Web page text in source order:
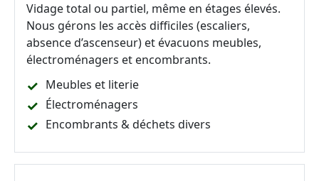
Vidage total ou partiel, même en étages élevés.
Nous gérons les accès difficiles (escaliers,
absence d’ascenseur) et évacuons meubles,
électroménagers et encombrants.
Meubles et literie
Électroménagers
Encombrants & déchets divers